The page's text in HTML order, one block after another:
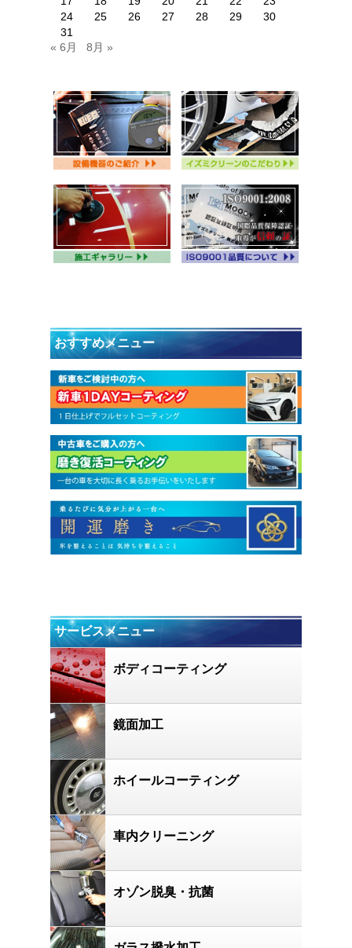
24
25 26 27 28 29
30
31
« 6月
8月 »
おすすめメニュー
サービスメニュー
ボディコーティング
鏡面加工
ホイールコーティング
車内クリーニング
オゾン脱臭・抗菌